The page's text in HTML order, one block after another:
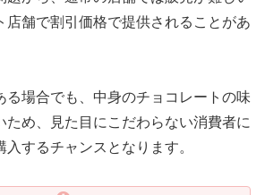
店舗で割引価格で提供されることがあ
る場合でも、中身のチョコレートの味
ため、見た目にこだわらない消費者に
するチャンスとなります。